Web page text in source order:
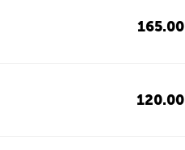
165.00
120.00